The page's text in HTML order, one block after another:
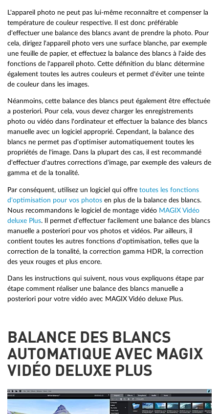
L'appareil photo ne peut pas lui-même reconnaître et compenser la
température de couleur respective. Il est donc préférable
d'effectuer une balance des blancs avant de prendre la photo. Pour
cela, dirigez l'appareil photo vers une surface blanche, par exemple
une feuille de papier, et effectuez la balance des blancs à l'aide des
fonctions de l'appareil photo. Cette définition du blanc détermine
également toutes les autres couleurs et permet d'éviter une teinte
de couleur dans les images.
Néanmoins, cette balance des blancs peut également être effectuée
a posteriori. Pour cela, vous devez charger les enregistrements
photo ou vidéo dans l'ordinateur et effectuer la balance des blancs
manuelle avec un logiciel approprié. Cependant, la balance des
blancs ne permet pas d'optimiser automatiquement toutes les
propriétés de l'image. Dans la plupart des cas, il est recommandé
d'effectuer d'autres corrections d'image, par exemple des valeurs de
gamma et de la tonalité.
Par conséquent, utilisez un logiciel qui offre toutes les fonctions
d'optimisation pour vos photos en plus de la balance des blancs.
Nous recommandons le logiciel de montage vidéo MAGIX Vidéo
deluxe Plus. Il permet d'effectuer facilement une balance des blancs
manuelle a posteriori pour vos photos et vidéos. Par ailleurs, il
contient toutes les autres fonctions d'optimisation, telles que la
correction de la tonalité, la correction gamma HDR, la correction
des yeux rouges et plus encore.
Dans les instructions qui suivent, nous vous expliquons étape par
étape comment réaliser une balance des blancs manuelle a
posteriori pour votre vidéo avec MAGIX Vidéo deluxe Plus.
BALANCE DES BLANCS
AUTOMATIQUE AVEC MAGIX
VIDÉO DELUXE PLUS